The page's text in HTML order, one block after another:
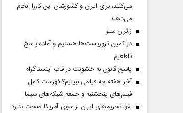
می‌کنند، برای ایران و کشورشان این کاررا انجام
می‌دهند
‌زائران سبز
در کمین تروریست‌ها هستیم و آماده پاسخ
قاطعیم
پاسخ قانون به خشونت در قاب اینستاگرام
آخر هفته چه فیلمی ببینیم؟ فهرست کامل
فیلم‌های پنجشنبه و جمعه شبکه‌های سیما
لغو تحریم‌های ایران از سوی آمریکا صحت ندارد